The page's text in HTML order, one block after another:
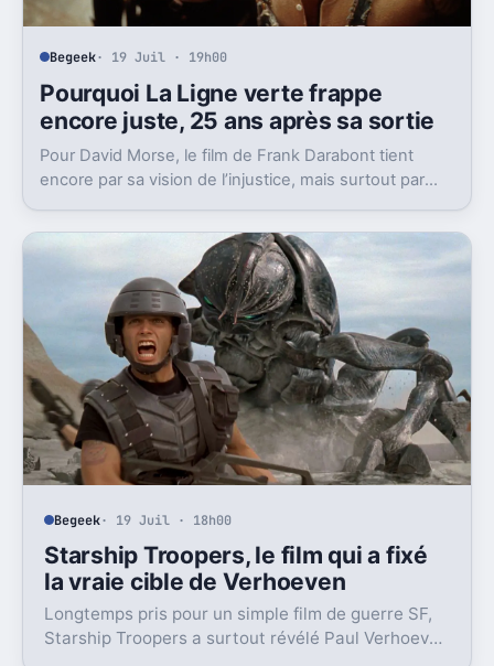
Begeek· 19 Juil · 19h00
Pourquoi La Ligne verte frappe
encore juste, 25 ans après sa sortie
Pour David Morse, le film de Frank Darabont tient
encore par sa vision de l’injustice, mais surtout par
Begeek· 19 Juil · 18h00
Starship Troopers, le film qui a fixé
la vraie cible de Verhoeven
Longtemps pris pour un simple film de guerre SF,
Starship Troopers a surtout révélé Paul Verhoeven